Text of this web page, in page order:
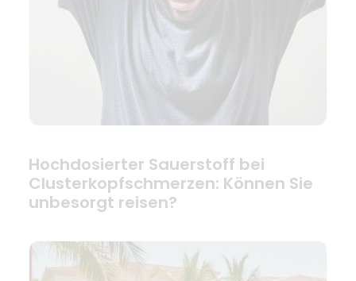
Hochdosierter Sauerstoff bei
Clusterkopfschmerzen: Können Sie
unbesorgt reisen?